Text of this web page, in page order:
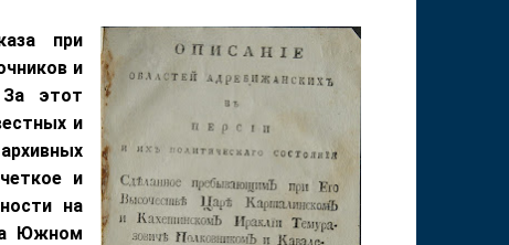
при
и
За этот
и
и
на
Южном